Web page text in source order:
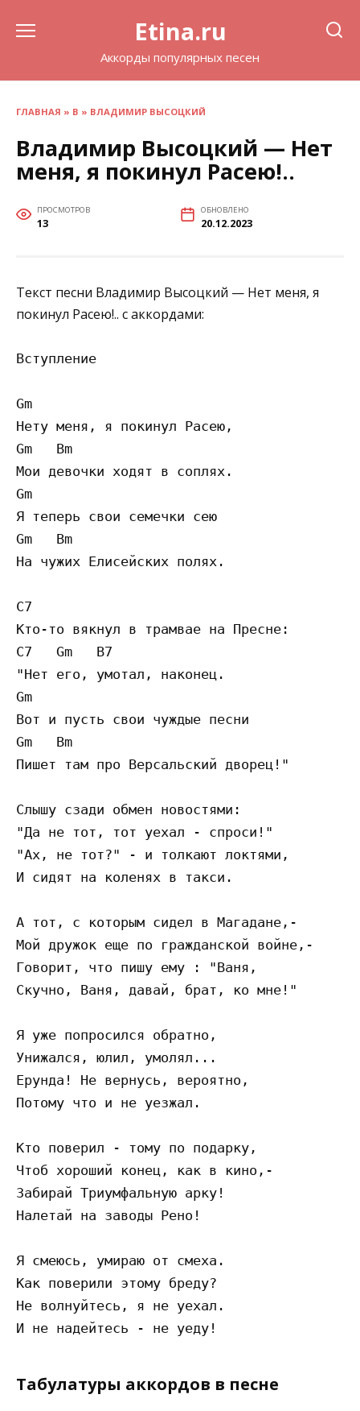
Etina.ru
Аккорды популярных песен
ГЛАВНАЯ » В » ВЛАДИМИР ВЫСОЦКИЙ
Владимир Высоцкий — Нет
меня, я покинул Расею!..
ПРОСМОТРОВ
13
ОБНОВЛЕНО
20.12.2023
Текст песни Владимир Высоцкий — Нет меня, я
покинул Расею!.. с аккордами:
Вступление
Gm
Нету меня, я покинул Расею,
Gm   Bm
Мои девочки ходят в соплях.
Gm
Я теперь свои семечки сею
Gm   Bm
На чужих Елисейских полях.
C7
Кто-то вякнул в трамвае на Пресне:
C7   Gm   B7
"Нет его, умотал, наконец.
Gm
Вот и пусть свои чуждые песни
Gm   Bm
Пишет там про Версальский дворец!"
Слышу сзади обмен новостями:
"Да не тот, тот уехал - спроси!"
"Ах, не тот?" - и толкают локтями,
И сидят на коленях в такси.
А тот, с которым сидел в Магадане,-
Мой дружок еще по гражданской войне,-
Говорит, что пишу ему : "Ваня,
Скучно, Ваня, давай, брат, ко мне!"
Я уже попросился обратно,
Унижался, юлил, умолял...
Ерунда! Не вернусь, вероятно,
Потому что и не уезжал.
Кто поверил - тому по подарку,
Чтоб хороший конец, как в кино,-
Забирай Триумфальную арку!
Налетай на заводы Рено!
Я смеюсь, умираю от смеха.
Как поверили этому бреду?
Не волнуйтесь, я не уехал.
Табулатуры аккордов в песне